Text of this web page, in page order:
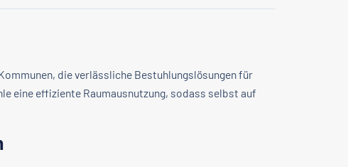
die verlässliche Bestuhlungslösungen für
eine effiziente Raumausnutzung, sodass selbst auf